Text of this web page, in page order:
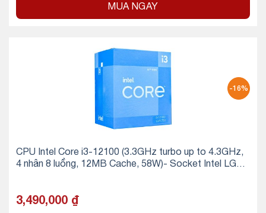
MUA NGAY
-16%
CPU Intel Core i3-12100 (3.3GHz turbo up to 4.3GHz,
4 nhân 8 luồng, 12MB Cache, 58W)- Socket Intel LGA 1
3,490,000 ₫